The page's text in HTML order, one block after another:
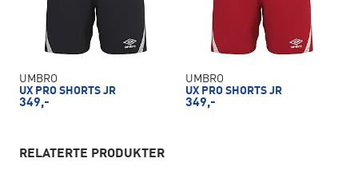
UMBRO
UX PRO SHORTS JR
349,-
UMBRO
UX PRO SHORTS JR
349,-
RELATERTE PRODUKTER